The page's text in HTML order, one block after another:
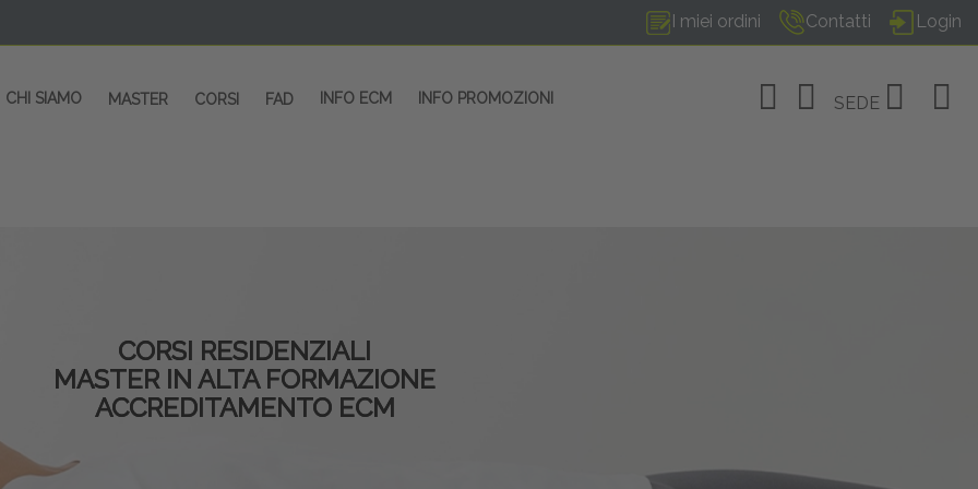
I miei ordini Contatti Login
CHI SIAMO MASTER CORSI FAD INFO ECM INFO PROMOZIONI SEDE
CORSI RESIDENZIALI
MASTER IN ALTA FORMAZIONE
ACCREDITAMENTO ECM